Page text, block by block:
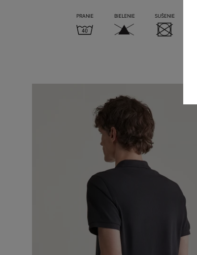
PRANIE BIELENIE SUŠENIE